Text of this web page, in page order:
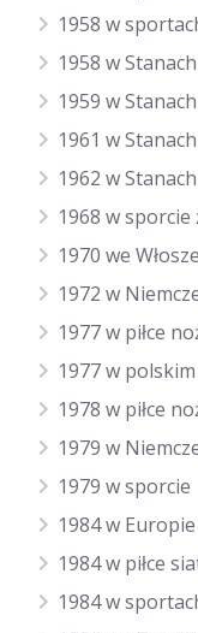
1958 w
1958 w
1959 w
1961 w
1962 w
1968 w
1970 we
1972 w
1977 w piłce
1977 w
1978 w piłce
1979 w
1979 w sporcie
1984 w Europie
1984 w piłce
1984 w